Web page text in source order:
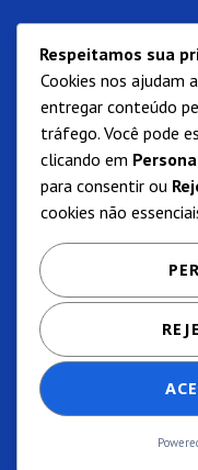
Respeitamos sua
Cookies nos ajudam
entregar conteúdo
tráfego. Você pode
clicando em
para consentir ou
cookies não